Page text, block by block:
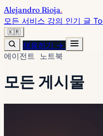
Alejandro Rioja.
모든 서비스 강의 인기 글
🇰🇷
채용하기 →
에이전트 노트북
모든 게시물